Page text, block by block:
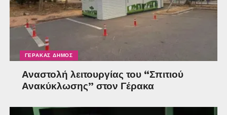
ΓΈΡΑΚΑΣ ΔΉΜΟΣ
Αναστολή λειτουργίας του “Σπιτιού
Ανακύκλωσης” στον Γέρακα